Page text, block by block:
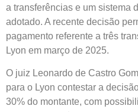
a transferências e um sistema
adotado. A recente decisão
pagamento referente a três
Lyon em março de 2025.
O juiz Leonardo de Castro
para o Lyon contestar a
30% do montante, com